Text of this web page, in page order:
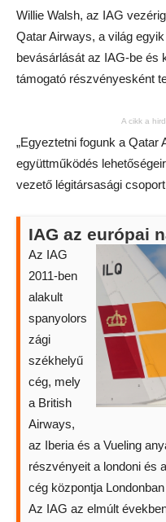
Willie Walsh, az IAG
Qatar Airways, a világ
bevásárlását az IAG-be és
támogató részvényesként
A cikk a
„Egyeztetni fogunk a Qatar
együttműködés
vezető légitársasági
IAG az európai
Az IAG
2011-ben
alakult
spanyolors
zági
székhelyű
cég, mely
a British
Airways,
az Iberia és a Vueling
részvényeit a londoni és
cég központja
Az IAG az elmúlt